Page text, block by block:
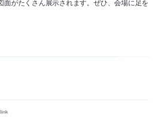
面がたくさん展示されます。ぜひ、会場に足を